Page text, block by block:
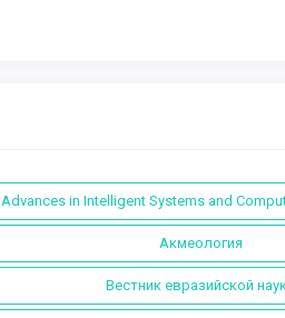
Advances in Intelligent Systems and
Акмеология
Вестник евразийской